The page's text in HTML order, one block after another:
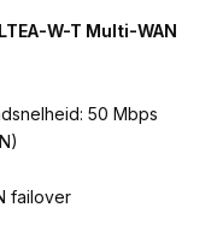
W-T Multi-WAN
50 Mbps
failover